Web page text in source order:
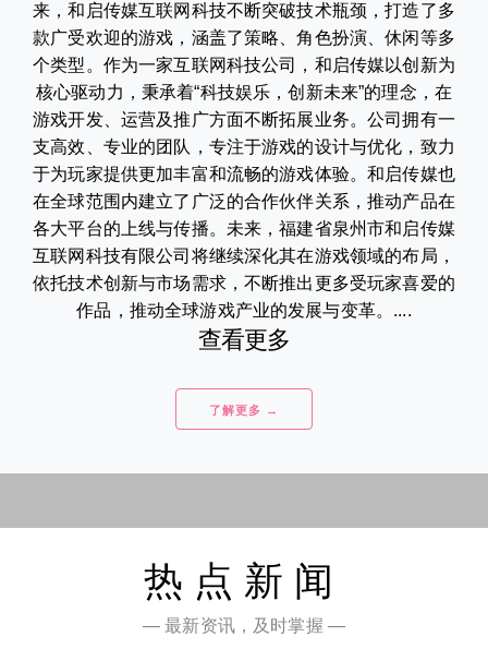
来，和启传媒互联网科技不断突破技术瓶颈，打造了多
款广受欢迎的游戏，涵盖了策略、角色扮演、休闲等多
个类型。作为一家互联网科技公司，和启传媒以创新为
核心驱动力，秉承着“科技娱乐，创新未来”的理念，在
游戏开发、运营及推广方面不断拓展业务。公司拥有一
支高效、专业的团队，专注于游戏的设计与优化，致力
于为玩家提供更加丰富和流畅的游戏体验。和启传媒也
在全球范围内建立了广泛的合作伙伴关系，推动产品在
各大平台的上线与传播。未来，福建省泉州市和启传媒
互联网科技有限公司将继续深化其在游戏领域的布局，
依托技术创新与市场需求，不断推出更多受玩家喜爱的
作品，推动全球游戏产业的发展与变革。....
查看更多
了解更多 →
热点新闻
— 最新资讯，及时掌握 —